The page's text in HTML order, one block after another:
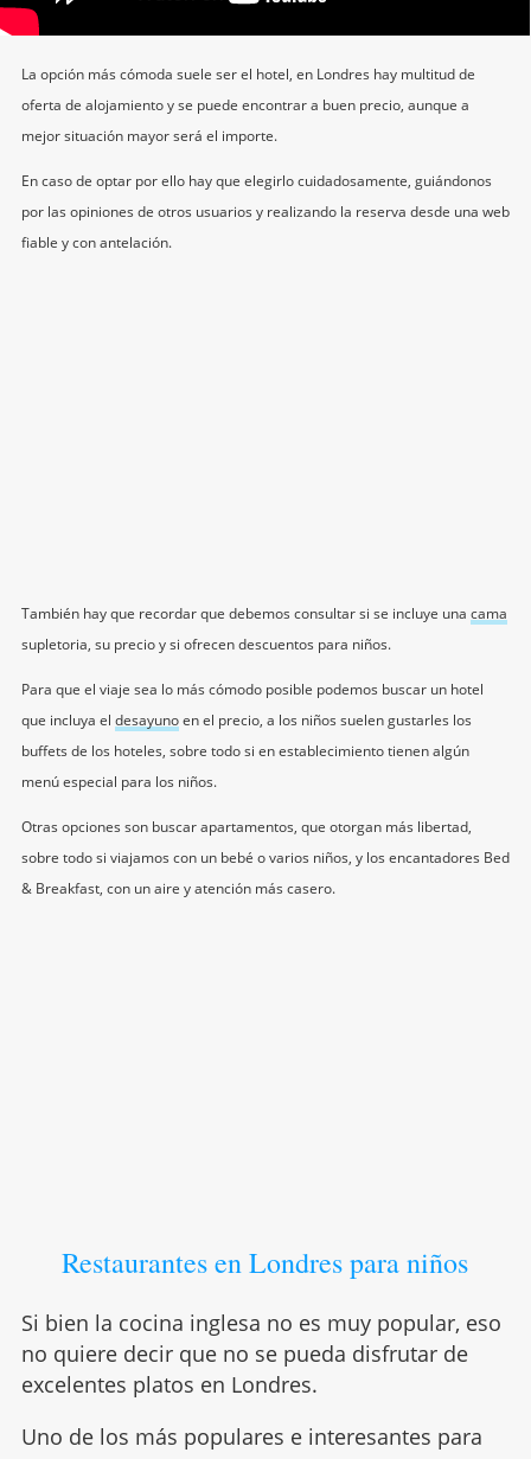
La opción más cómoda suele ser el hotel, en Londres hay multitud de
oferta de alojamiento y se puede encontrar a buen precio, aunque a
mejor situación mayor será el importe.
En caso de optar por ello hay que elegirlo cuidadosamente, guiándonos
por las opiniones de otros usuarios y realizando la reserva desde una web
fiable y con antelación.
También hay que recordar que debemos consultar si se incluye una cama
supletoria, su precio y si ofrecen descuentos para niños.
Para que el viaje sea lo más cómodo posible podemos buscar un hotel
que incluya el desayunoen el precio, a los niños suelen gustarles los
buffets de los hoteles, sobre todo si en establecimiento tienen algún
menú especial para los niños.
Otras opciones son buscar apartamentos, que otorgan más libertad,
sobre todo si viajamos con un bebé o varios niños, y los encantadores Bed
& Breakfast, con un aire y atención más casero.
Restaurantes en Londres para niños
Si bien la cocina inglesa no es muy popular, eso
no quiere decir que no se pueda disfrutar de
excelentes platos en Londres.
Uno de los más populares e interesantes para